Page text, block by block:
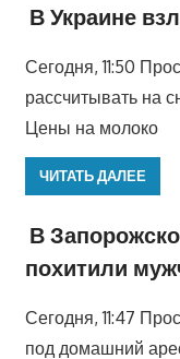
В Украине
Сегодня, 11:50
рассчитывать на
Цены на молоко
ЧИТАТЬ ДАЛЕЕ
В
похитили
Сегодня, 11:47
под домашний